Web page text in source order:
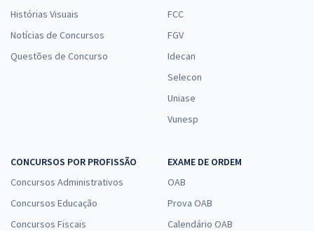
Histórias Visuais
Notícias de Concursos
Questões de Concurso
FCC
FGV
Idecan
Selecon
Uniase
Vunesp
CONCURSOS POR PROFISSÃO
Concursos Administrativos
Concursos Educação
Concursos Fiscais
EXAME DE ORDEM
OAB
Prova OAB
Calendário OAB